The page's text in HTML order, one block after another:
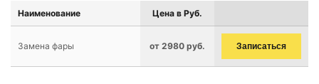
Наименование Цена в Руб.
Замена фары от 2980 руб. Записаться